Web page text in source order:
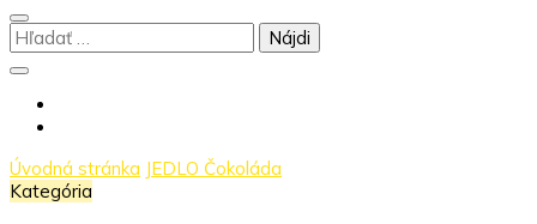
Hľadať:
Úvodná stránka JEDLO Čokoláda
Kategória